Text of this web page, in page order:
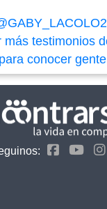
más testimonios
conocer gente